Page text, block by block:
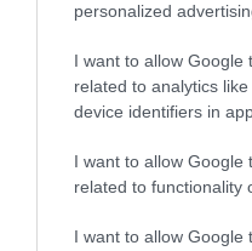
personalized
I want to allow Google
related to analytics
device identifiers in
I want to allow Google
related to functionality
I want to allow Google